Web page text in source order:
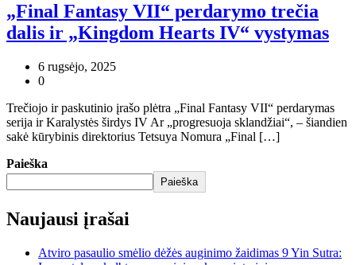
„Final Fantasy VII“ perdarymo trečia
dalis ir „Kingdom Hearts IV“ vystymas
6 rugsėjo, 2025
0
Trečiojo ir paskutinio įrašo plėtra „Final Fantasy VII“ perdarymas
serija ir Karalystės širdys IV Ar „progresuoja sklandžiai“, – šiandien
sakė kūrybinis direktorius Tetsuya Nomura „Final […]
Paieška
Paieška
Naujausi įrašai
Atviro pasaulio smėlio dėžės auginimo žaidimas 9 Yin Sutra: